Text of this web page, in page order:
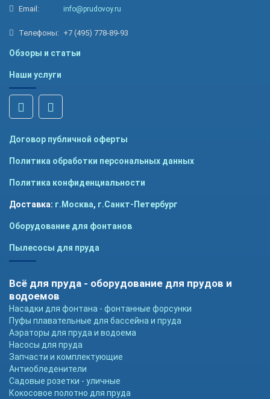
Email: info@prudovoy.ru
Телефоны: +7 (495) 778-89-93
Обзоры и статьи
Наши услуги
Договор публичной оферты
Политика обработки персональных данных
Политика конфиденциальности
Доставка: г.Москва, г.Санкт-Петербург
Оборудование для фонтанов
Пылесосы для пруда
Всё для пруда - оборудование для прудов и
водоемов
Насадки для фонтана - фонтанные форсунки
Пуфы плавательные для бассейна и пруда
Аэраторы для пруда и водоема
Насосы для пруда
Запчасти и комплектующие
Антиобледенители
Садовые розетки - уличные
Кокосовое полотно для пруда